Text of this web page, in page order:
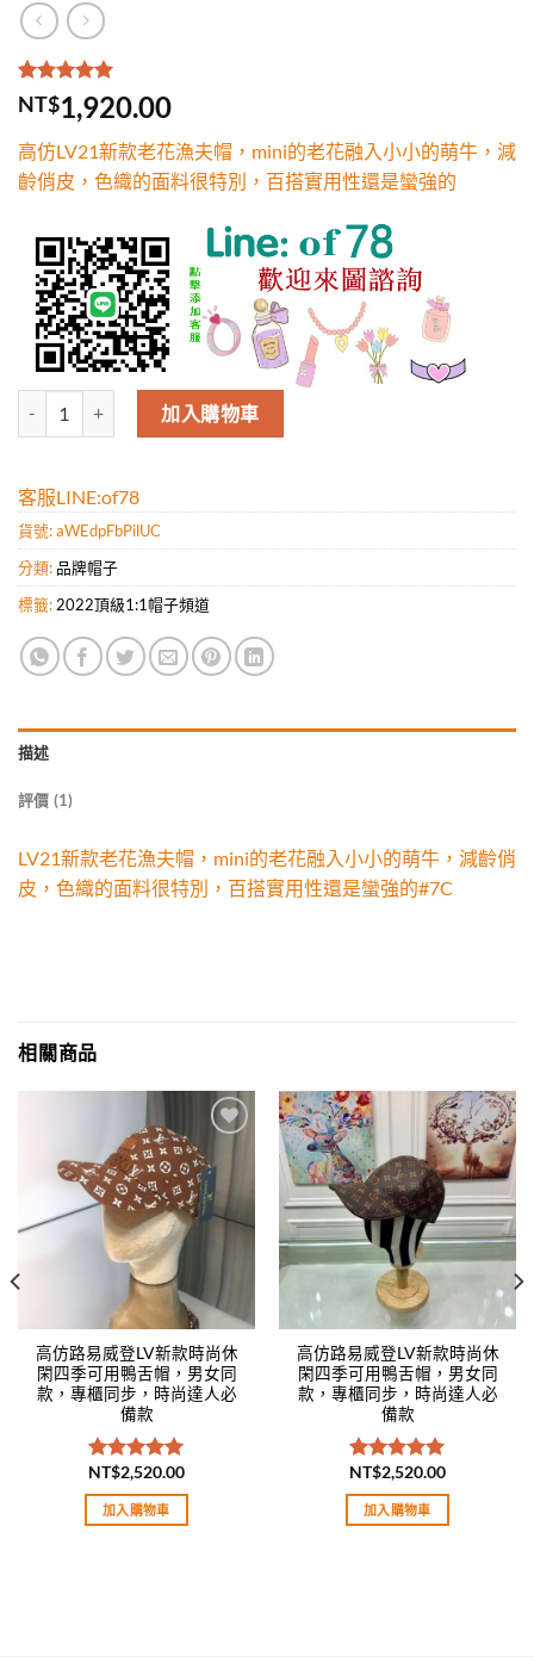
評分5.00/
5，已有
1
位
分
NT$1,920.00
高仿LV21新款老花漁夫帽，mini的老花融入小小的萌牛，減
齡俏皮，色織的面料很特別，百搭實用性還是蠻強的
高仿LV21新款老花漁夫帽，mini的老花融入小小的萌牛，減齡俏皮
加入購物車
客服LINE:of78
貨號:aWEdpFbPilUC
分類: 品牌帽子
標籤: 2022頂級1:1帽子頻道
描述
評價 (1)
LV21新款老花漁夫帽，mini的老花融入小小的萌牛，減齡俏
皮，色織的面料很特別，百搭實用性還是蠻強的#7C
相關商品
Add to
wishlist
高仿路易威登LV新款時尚休
閑四季可用鴨舌帽，男女同
款，專櫃同步，時尚達人必
備款
評分5.00
滿分 5
NT$2,520.00
加入購物車
Add to
wishlist
高仿路易威登LV新款時尚休
閑四季可用鴨舌帽，男女同
款，專櫃同步，時尚達人必
備款
評分5.00
滿分 5
NT$2,520.00
加入購物車